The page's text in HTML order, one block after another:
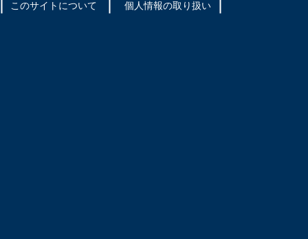
このサイトについて ​個人情報の取り扱い